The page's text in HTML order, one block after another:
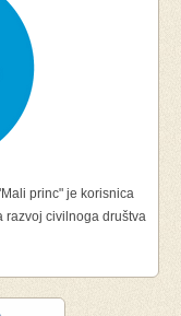
princ" je korisnica
razvoj civilnoga društva